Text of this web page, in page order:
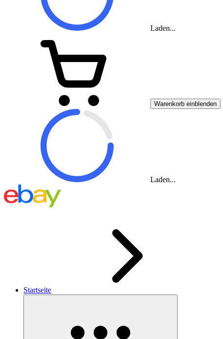
Laden...
Warenkorb einblenden
Laden...
Startseite